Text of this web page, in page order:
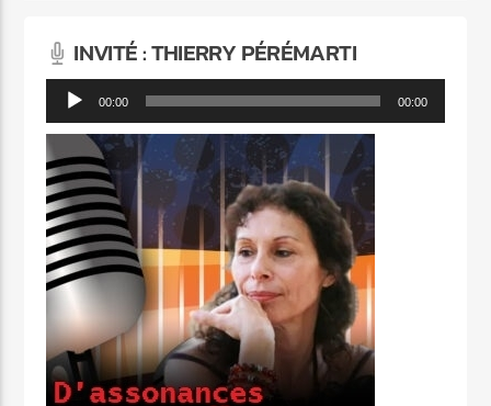
INVITÉ : THIERRY PÉRÉMARTI
Lecteur 00:00 00:00